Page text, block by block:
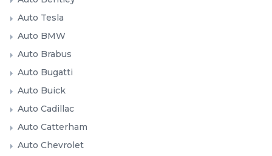
Auto Tesla
Auto BMW
Auto Brabus
Auto Bugatti
Auto Buick
Auto Cadillac
Auto Catterham
Auto Chevrolet